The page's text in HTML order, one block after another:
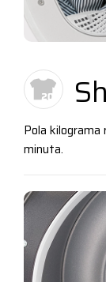
Pola kilograma
minuta.